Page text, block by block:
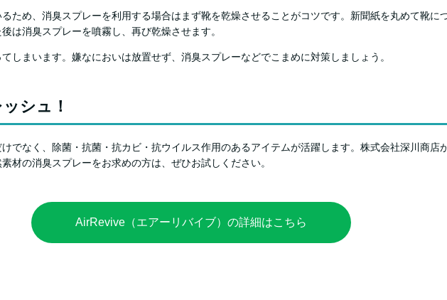
ため、消臭スプレーを利用する場合はまず靴を乾燥させることがコツです。新聞紙を丸めて靴に
は消臭スプレーを噴霧し、再び乾燥させます。
しまいます。嫌なにおいは放置せず、消臭スプレーなどでこまめに対策しましょう。
シュ！
でなく、除菌・抗菌・抗カビ・抗ウイルス作用のあるアイテムが活躍します。株式会社深川商店
材の消臭スプレーをお求めの方は、ぜひお試しください。
AirRevive（エアーリバイブ）の詳細はこちら